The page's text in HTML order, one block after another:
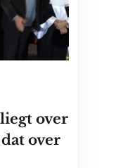
over
over